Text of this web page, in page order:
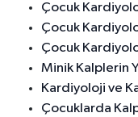
Çocuk
Çocuk
Çocuk
Minik Kalplerin
Kardiyoloji ve
Çocuklarda Kalp